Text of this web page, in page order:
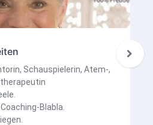
Schauspielerin, Atem-,
Blabla.